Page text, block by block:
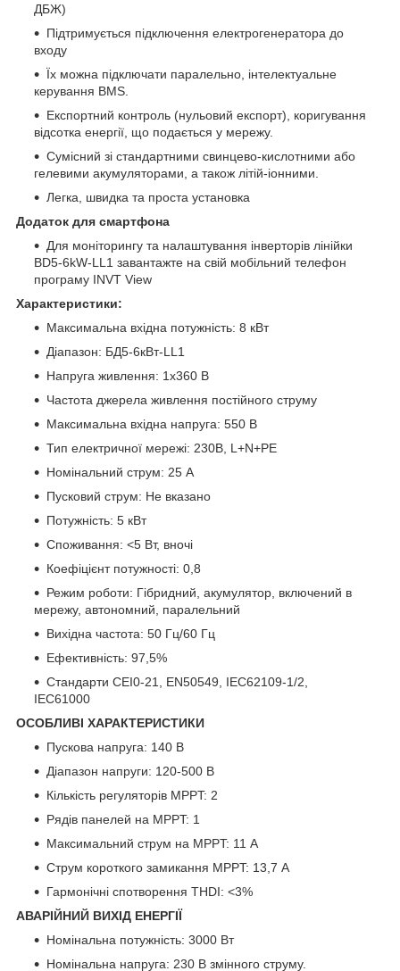
ДБЖ)
Підтримується підключення електрогенератора до
входу
Їх можна підключати паралельно, інтелектуальне
керування BMS.
Експортний контроль (нульовий експорт), коригування
відсотка енергії, що подається у мережу.
Сумісний зі стандартними свинцево-кислотними або
гелевими акумуляторами, а також літій-іонними.
Легка, швидка та проста установка
Додаток для смартфона
Для моніторингу та налаштування інверторів лінійки
BD5-6kW-LL1 завантажте на свій мобільний телефон
програму INVT View
Характеристики:
Максимальна вхідна потужність: 8 кВт
Діапазон: БД5-6кВт-LL1
Напруга живлення: 1x360 В
Частота джерела живлення постійного струму
Максимальна вхідна напруга: 550 В
Тип електричної мережі: 230В, L+N+PE
Номінальний струм: 25 А
Пусковий струм: Не вказано
Потужність: 5 кВт
Споживання: <5 Вт, вночі
Коефіцієнт потужності: 0,8
Режим роботи: Гібридний, акумулятор, включений в
мережу, автономний, паралельний
Вихідна частота: 50 Гц/60 Гц
Ефективність: 97,5%
Стандарти CEI0-21, EN50549, IEC62109-1/2,
IEC61000
ОСОБЛИВІ ХАРАКТЕРИСТИКИ
Пускова напруга: 140 В
Діапазон напруги: 120-500 В
Кількість регуляторів MPPT: 2
Рядів панелей на MPPT: 1
Максимальний струм на MPPT: 11 А
Струм короткого замикання MPPT: 13,7 А
Гармонічні спотворення THDI: <3%
АВАРІЙНИЙ ВИХІД ЕНЕРГІЇ
Номінальна потужність: 3000 Вт
Номінальна напруга: 230 В змінного струму.